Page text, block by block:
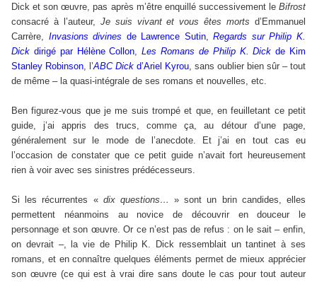
Dick et son œuvre, pas après m’être enquillé successivement le Bifrost
consacré à l’auteur, Je suis vivant et vous êtes morts d’Emmanuel
Carrère, Invasions divines de Lawrence Sutin,Regards sur Philip K.
Dick dirigé par Hélène Collon ,Les Romans de Philip K. Dick de Kim
Stanley Robinson , l’ABC Dick d’Ariel Kyrou , sans oublier bien sûr – tout
de même – la quasi-intégrale de ses romans et nouvelles, etc.
Ben figurez-vous que je me suis trompé et que, en feuilletant ce petit
guide, j’ai appris des trucs, comme ça, au détour d’une page,
généralement sur le mode de l’anecdote. Et j’ai en tout cas eu
l’occasion de constater que ce petit guide n’avait fort heureusement
rien à voir avec ses sinistres prédécesseurs.
Si les récurrentes « dix questions… » sont un brin candides, elles
permettent néanmoins au novice de découvrir en douceur le
personnage et son œuvre. Or ce n’est pas de refus : on le sait – enfin,
on devrait –, la vie de Philip K. Dick ressemblait un tantinet à ses
romans, et en connaître quelques éléments permet de mieux apprécier
son œuvre (ce qui est à vrai dire sans doute le cas pour tout auteur